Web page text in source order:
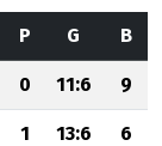
P G B
0 11:6 9
1 13:6 6